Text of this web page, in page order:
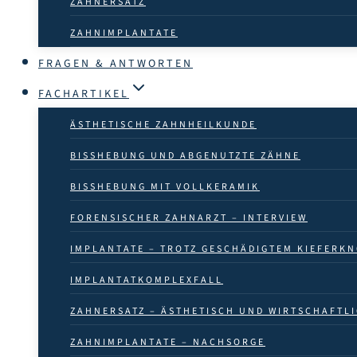
ZAHN­IMPLANTATE
FRAGEN & ANTWORTEN
FACHARTIKEL
ÄSTHETISCHE ZAHNHEILKUNDE
BISSHEBUNG UND ABGENUTZTE ZÄHNE
BISSHEBUNG MIT VOLLKERAMIK
FORENSISCHER ZAHNARZT – INTERVIEW
IMPLANTATE – TROTZ GESCHÄDIGTEM
IMPLANTATKOMPLEXFALL
ZAHNERSATZ – ÄSTHETISCH UND
ZAHNIMPLANTATE – NACHSORGE